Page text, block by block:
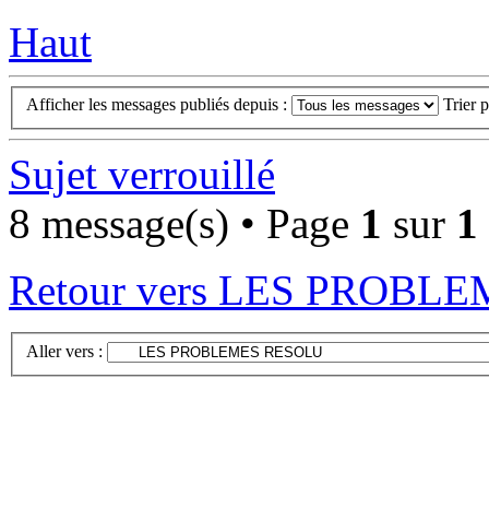
Haut
Afficher les messages publiés depuis : Trier
Sujet verrouillé
8 message(s) • Page 1 sur 1
Retour vers LES
Aller vers :